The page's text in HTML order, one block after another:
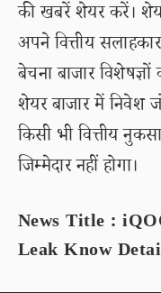
की खबरें शेयर करें।
अपने वित्तीय
बेचना बाजार
शेयर बाजार में निवेश
किसी भी वित्तीय
जिम्मेदार नहीं होगा।
News Title :
Leak Know